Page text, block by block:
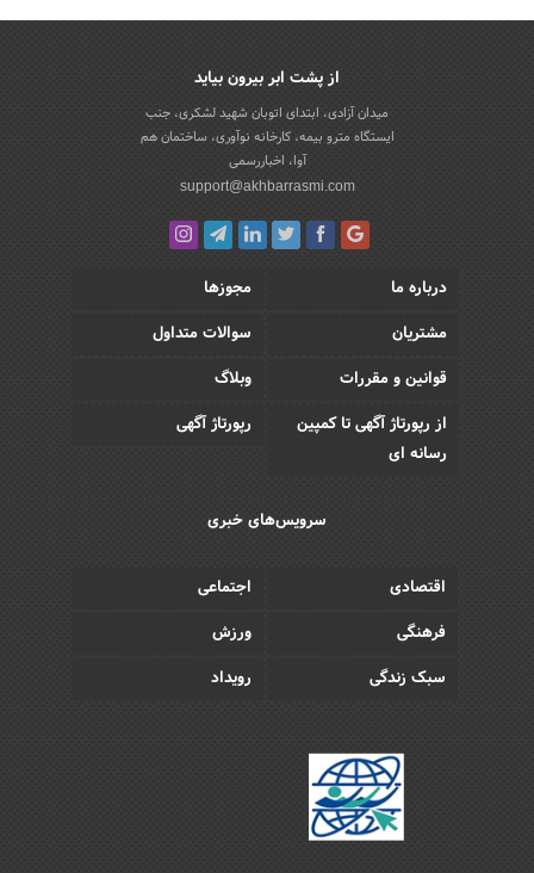
از پشت ابر بیرون بیاید
میدان آزادی، ابتدای اتوبان شهید لشکری، جنب
ایستگاه مترو بیمه، کارخانه نوآوری، ساختمان هم
آوا، اخباررسمی
support@akhbarrasmi.com
درباره ما
مجوزها
مشتریان
سوالات متداول
قوانین و مقررات
وبلاگ
از رپورتاژ آگهی تا کمپین
رسانه ای
رپورتاژ آگهی
سرویس‌های خبری
اقتصادی
اجتماعی
فرهنگی
ورزش
سبک زندگی
رویداد